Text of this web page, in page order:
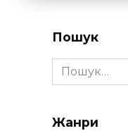
Пошук
Search
for:
Жанри